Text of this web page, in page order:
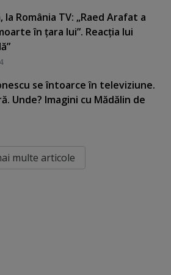
la România TV: „Raed Arafat a
în ţara lui”. Reacţia lui
se întoarce în televiziune.
Unde? Imagini cu Mădălin de
multe articole